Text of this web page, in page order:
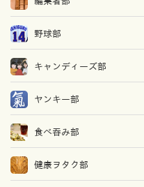
野球部
キャンディーズ部
ヤンキー部
食べ吞み部
健康ヲタク部